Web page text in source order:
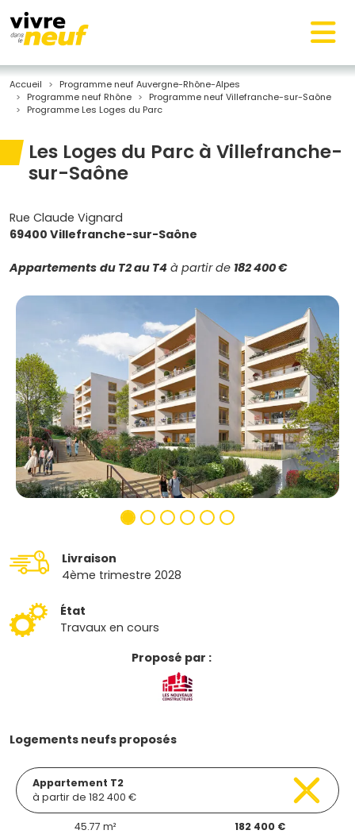
Accueil
Programme neuf Auvergne-Rhône-Alpes
Programme neuf Rhône
Programme neuf Villefranche-sur-Saône
Programme Les Loges du Parc
Les Loges du Parc à Villefranche-
sur-Saône
Rue Claude Vignard
69400 Villefranche-sur-Saône
Appartements du T2 au T4 à partir de 182 400 €
Livraison
4ème trimestre 2028
État
Travaux en cours
Proposé par :
Logements neufs proposés
Appartement T2
à partir de 182 400 €
45.77 m² 182 400 €